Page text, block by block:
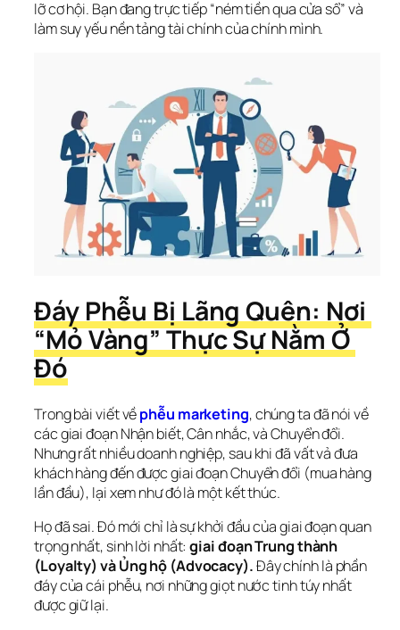
lỡ cơ hội. Bạn đang trực tiếp “ném tiền qua cửa sổ” và
làm suy yếu nền tảng tài chính của chính mình.
Đáy Phễu Bị Lãng Quên: Nơi
“Mỏ Vàng” Thực Sự Nằm Ở
Đó
Trong bài viết về phễu marketing, chúng ta đã nói về
các giai đoạn Nhận biết, Cân nhắc, và Chuyển đổi.
Nhưng rất nhiều doanh nghiệp, sau khi đã vất vả đưa
khách hàng đến được giai đoạn Chuyển đổi (mua hàng
lần đầu), lại xem như đó là một kết thúc.
Họ đã sai. Đó mới chỉ là sự khởi đầu của giai đoạn quan
trọng nhất, sinh lời nhất: giai đoạn Trung thành
(Loyalty) và Ủng hộ (Advocacy). Đây chính là phần
đáy của cái phễu, nơi những giọt nước tinh túy nhất
được giữ lại.